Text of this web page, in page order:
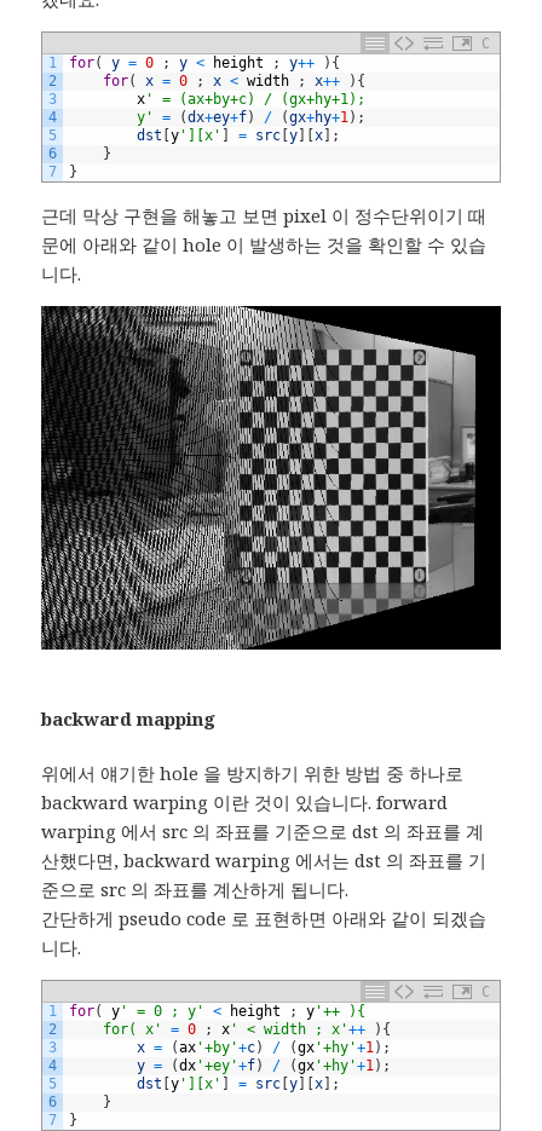
C
1
2
3
4
5
6
7
for( y = 0 ; y < height ; y++ ) {
for( x = 0 ; x < width ; x++ ) {
x ' = (ax+by+c) / (gx+hy+1);
y'
= (dx+ey+f) / (gx+hy+1) ;
dst [y '][x' = src [y [x
;
}
}
근데 막상 구현을 해놓고 보면 pixel 이 정수단위이기 때
문에 아래와 같이 hole 이 발생하는 것을 확인할 수 있습
니다.
backward mapping
위에서 얘기한 hole 을 방지하기 위한 방법 중 하나로
backward warping 이란 것이 있습니다. forward
warping 에서 src 의 좌표를 기준으로 dst 의 좌표를 계
산했다면, backward warping 에서는 dst 의 좌표를 기
준으로 src 의 좌표를 계산하게 됩니다.
간단하게 pseudo code 로 표현하면 아래와 같이 되겠습
니다.
C
1
2
3
4
5
6
7
for( y ' = 0 ; y' < height ; y '++ ){
for( x'
= 0 ; x ' < width ; x'++ ) {
x = (ax '+by'+c) / (gx '+hy'+1) ;
y = (dx '+ey'+f) / (gx '+hy'+1) ;
dst [y '][x' = src [y [x
;
}
}